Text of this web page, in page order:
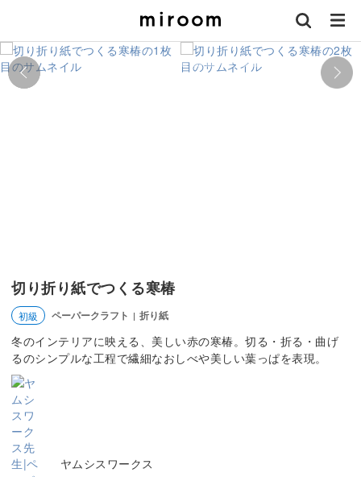
切り折り紙でつくる寒椿
初級 ペーパークラフト | 折り紙
冬のインテリアに映える、美しい赤の寒椿。切る・折る・曲げ
るのシンプルな工程で繊細なおしべや美しい葉っぱを表現。
ヤムシスワークス